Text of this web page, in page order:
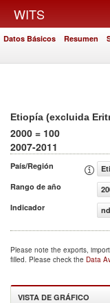
WITS
Datos Básicos Resumen
Etiopía (excluida
2000 = 100
2007-2011
País/Región
Rango de año
Indicador
Please note the exports,
filled. Please check the Data
VISTA DE GRÁFICO